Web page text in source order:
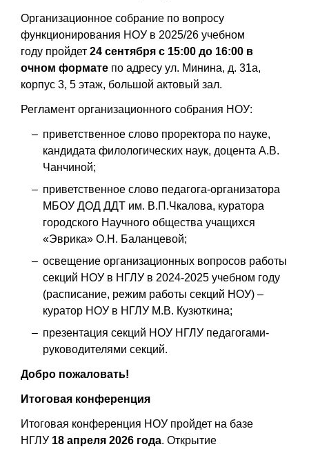
Организационное собрание по вопросу
функционирования НОУ в 2025/26 учебном
году пройдет 24 сентября с 15:00 до 16:00 в
очном формате по адресу ул. Минина, д. 31а,
корпус 3, 5 этаж, большой актовый зал.
Регламент организационного собрания НОУ:
приветственное слово проректора по науке,
кандидата филологических наук, доцента А.В.
Чанчиной;
приветственное слово педагога-организатора
МБОУ ДОД ДДТ им. В.П.Чкалова, куратора
городского Научного общества учащихся
«Эврика» О.Н. Баланцевой;
освещение организационных вопросов работы
секций НОУ в НГЛУ в 2024-2025 учебном году
(расписание, режим работы секций НОУ) –
куратор НОУ в НГЛУ М.В. Кузюткина;
презентация секций НОУ НГЛУ педагогами-
руководителями секций.
Добро пожаловать!
Итоговая конференция
Итоговая конференция НОУ пройдет на базе
НГЛУ 18 апреля 2026 года. Открытие